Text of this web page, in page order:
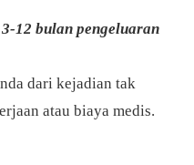
3-12 bulan pengeluaran
dari kejadian tak
atau biaya medis.